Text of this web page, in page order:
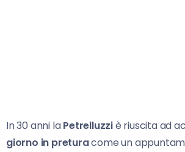
In 30 anni laPetrelluzziè riuscita ad
giorno in preturacome un